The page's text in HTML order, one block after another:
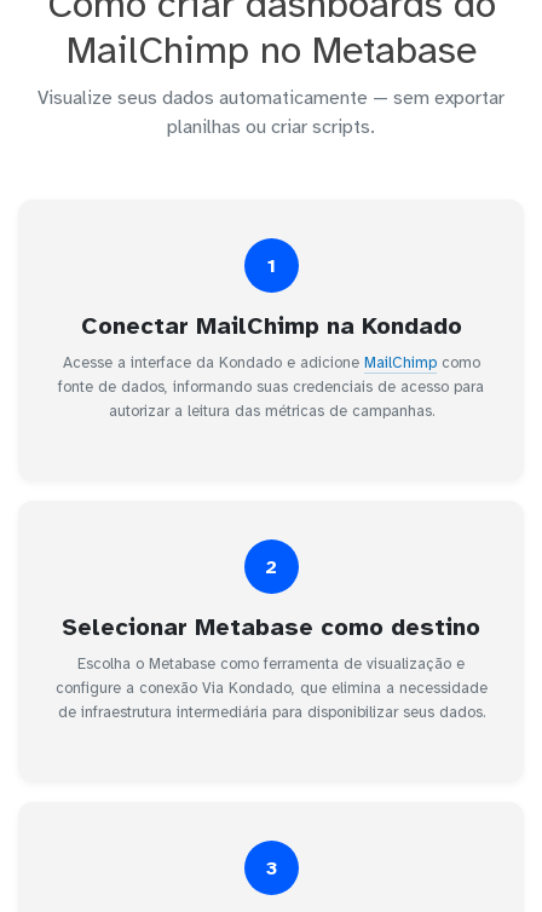
MailChimp no Metabase
Visualize seus dados automaticamente — sem exportar
planilhas ou criar scripts.
1
Conectar MailChimp na Kondado
Acesse a interface da Kondado e adicione MailChimpcomo
fonte de dados, informando suas credenciais de acesso para
autorizar a leitura das métricas de campanhas.
2
Selecionar Metabase como destino
Escolha o Metabase como ferramenta de visualização e
configure a conexão Via Kondado, que elimina a necessidade
de infraestrutura intermediária para disponibilizar seus dados.
3